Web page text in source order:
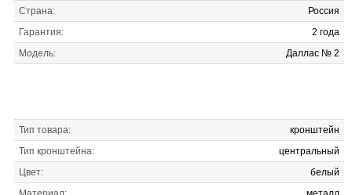
Страна:
Россия
Гарантия:
2 года
Модель:
Даллас № 2
Тип товара:
кронштейн
Тип кронштейна:
центральный
Цвет:
белый